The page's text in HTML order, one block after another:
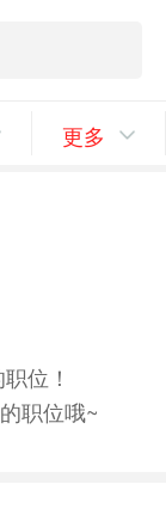
更多
位！
职位哦~